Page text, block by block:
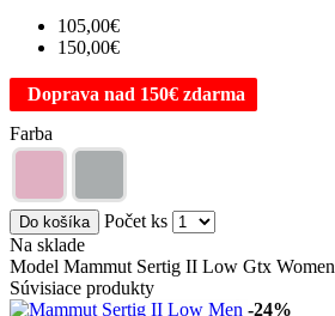
105,00€
150,00€
Doprava nad 150€ zdarma
Farba
Do košíka
Počet ks
Na sklade
Model Mammut Sertig II Low Gtx Women
Súvisiace produkty
-24%